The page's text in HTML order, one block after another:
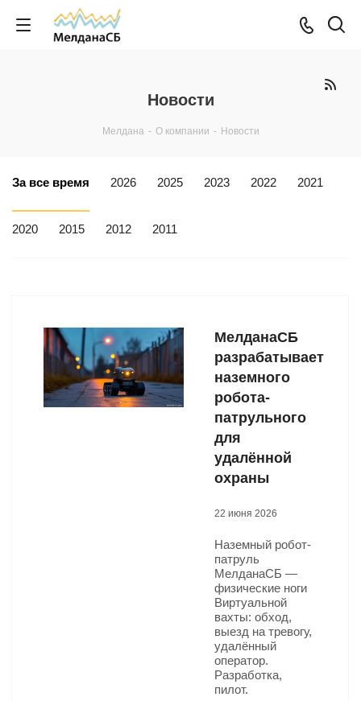
Новости
Мелдана - О компании - Новости
За все время 2026 2025 2023 2022 2021
2020 2015 2012 2011
МелданаСБ
разрабатывает
наземного
робота-
патрульного
для
удалённой
охраны
22 июня 2026
Наземный робот-
патруль
МелданаСБ —
физические ноги
Виртуальной
вахты: обход,
выезд на тревогу,
удалённый
оператор.
Разработка,
пилот.